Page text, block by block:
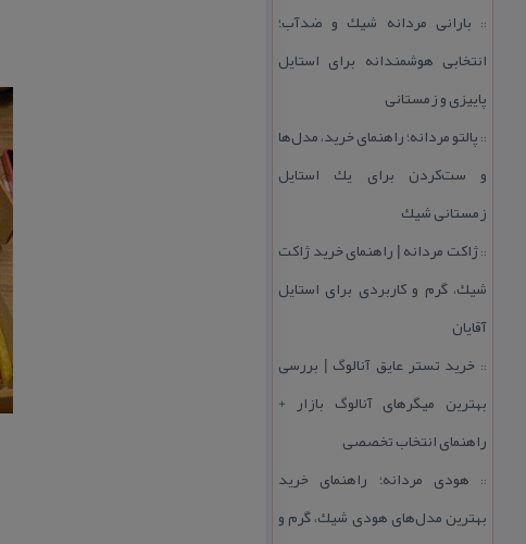
:: بارانی مردانه شیك و ضدآب؛
انتخابی هوشمندانه برای استایل
پاییزی و زمستانی
:: پالتو مردانه؛ راهنمای خرید، مدل‌ها
و ست‌كردن برای یك استایل
زمستانی شیك
::ژاكت مردانه | راهنمای خرید ژاكت
شیك، گرم و كاربردی برای استایل
آقایان
:: خرید تستر عایق آنالوگ | بررسی
بهترین میگرهای آنالوگ بازار +
راهنمای انتخاب تخصصی
:: هودی مردانه؛ راهنمای خرید
بهترین مدل‌های هودی شیك، گرم و